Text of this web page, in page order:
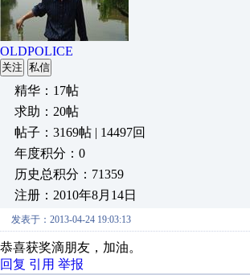
OLDPOLICE
关注 私信
精华：17帖
求助：20帖
帖子：3169帖 | 14497回
年度积分：0
历史总积分：71359
注册：2010年8月14日
发表于：2013-04-24 19:03:13
恭喜获奖滴朋友，加油。
回复 引用 举报